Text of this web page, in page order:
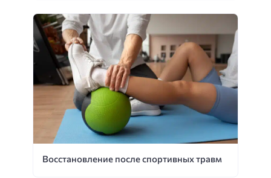
Восстановление после спортивных травм